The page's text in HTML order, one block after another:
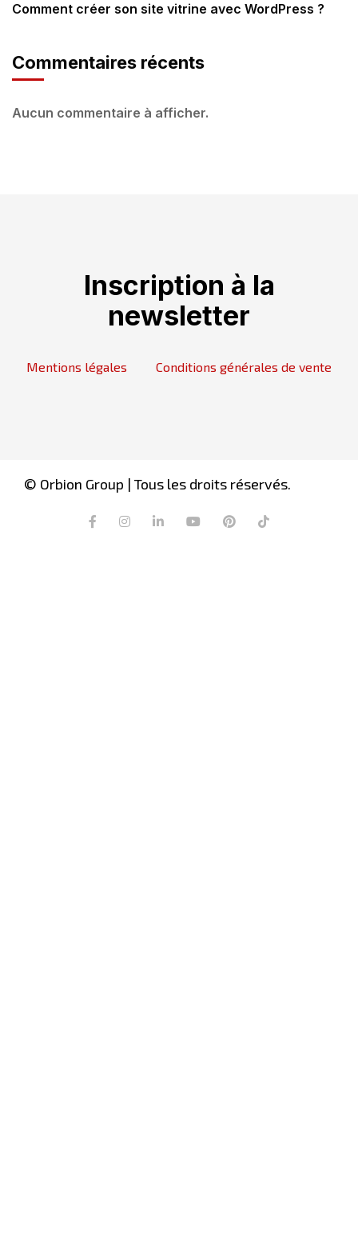
Comment créer son site vitrine avec WordPress ?
Commentaires récents
Aucun commentaire à afficher.
Inscription à la
newsletter
Mentions légales Conditions générales de vente
© Orbion Group | Tous les droits réservés.